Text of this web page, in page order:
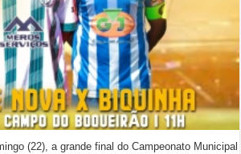
(22), a grande final do Campeonato Municipal